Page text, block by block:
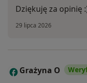
Dziękuję za opinię
29 lipca 2026
G Grażyna O